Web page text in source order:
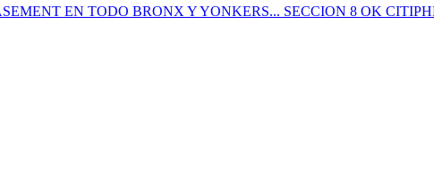
EN TODO BRONX Y YONKERS... SECCION 8 OK